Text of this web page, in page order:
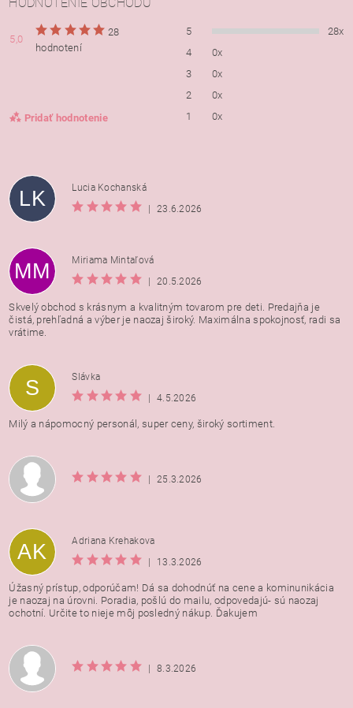
5,0
28
hodnotení
Pridať hodnotenie
5
28x
4
0x
3
0x
2
0x
1
0x
Vložením hodnotenie súhlasíte s
osobných údajov
LK
Lucia Kochanská
|
23.6.2026
MM
Miriama Mintaľová
|
20.5.2026
Skvelý obchod s krásnym a kvalitným tovarom pre deti. Predajňa je
čistá, prehľadná a výber je naozaj široký. Maximálna spokojnosť, radi sa
vrátime.
S
Slávka
|
4.5.2026
Milý a nápomocný personál, super ceny, široký sortiment.
| 25.3.2026
AK
Adriana Krehakova
|
13.3.2026
Úžasný prístup, odporúčam! Dá sa dohodnúť na cene a kominunikácia
je naozaj na úrovni. Poradia, pošlú do mailu, odpovedajú- sú naozaj
ochotní. Určite to nieje môj posledný nákup. Ďakujem
| 8.3.2026